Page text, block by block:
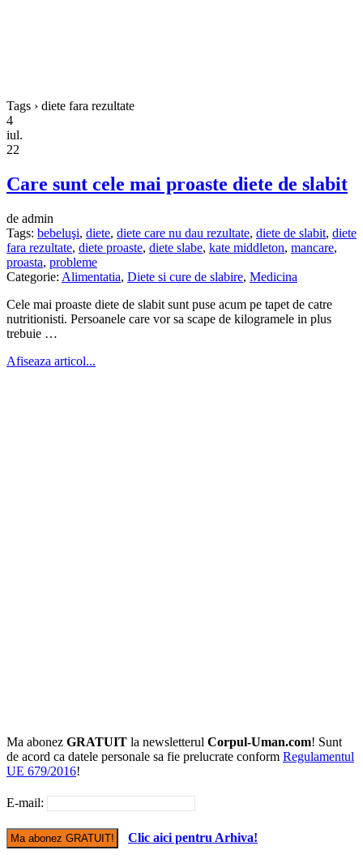
Tags › diete fara rezultate
4
iul.
22
Care sunt cele mai proaste diete de slabit
de admin
Tags: bebeluşi, diete, diete care nu dau rezultate, diete de slabit, diete
fara rezultate, diete proaste, diete slabe, kate middleton, mancare,
proasta, probleme
Categorie: Alimentatia, Diete si cure de slabire, Medicina
Cele mai proaste diete de slabit sunt puse acum pe tapet de catre
nutritionisti. Persoanele care vor sa scape de kilogramele in plus
trebuie …
Afiseaza articol...
Ma abonez GRATUIT la newsletterul Corpul-Uman.com! Sunt
de acord ca datele personale sa fie prelucrate conform Regulamentul
UE 679/2016!
E-mail:
Clic aici pentru Arhiva!